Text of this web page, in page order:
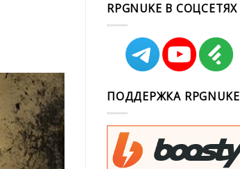
RPGNUKE В СОЦСЕТЯХ
ПОДДЕРЖКА RPGNUKE